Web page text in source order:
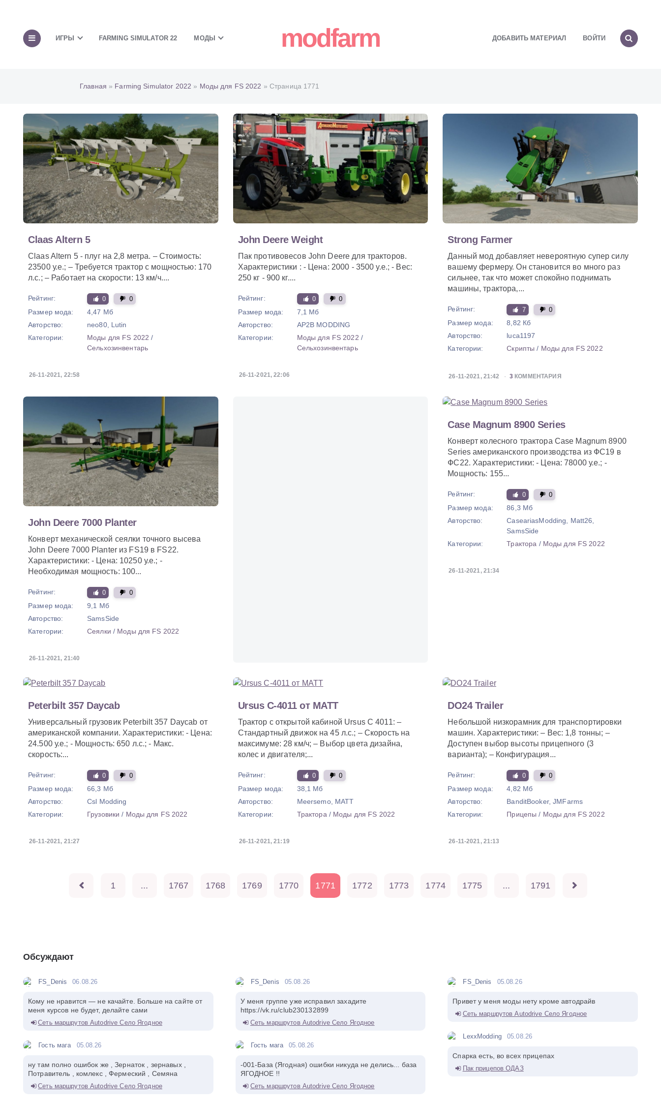
ИГРЫ FARMING SIMULATOR 22 МОДЫ modfarm ДОБАВИТЬ МАТЕРИАЛ ВОЙТИ
Главная » Farming Simulator 2022 » Моды для FS 2022 » Страница 1771
Claas Altern 5
Claas Altern 5 - плуг на 2,8 метра. – Стоимость:
23500 у.е.; – Требуется трактор с мощностью: 170
л.с.; – Работает на скорости: 13 км/ч....
Рейтинг: 0 0
Размер мода:
4,47 Мб
Авторство:
neo80, Lutin
Категории:
Моды для FS 2022 /
Сельхозинвентарь
26-11-2021, 22:58
John Deere Weight
Пак противовесов John Deere для тракторов.
Характеристики : - Цена: 2000 - 3500 у.е.; - Вес:
250 кг - 900 кг....
Рейтинг: 0 0
Размер мода:
7,1 Мб
Авторство:
AP2B MODDING
Категории:
Моды для FS 2022 /
Сельхозинвентарь
26-11-2021, 22:06
Strong Farmer
Данный мод добавляет невероятную супер силу
вашему фермеру. Он становится во много раз
сильнее, так что может спокойно поднимать
машины, трактора,...
Рейтинг: 7 0
Размер мода:
8,82 Кб
Авторство:
luca1197
Категории:
Скрипты / Моды для FS 2022
26-11-2021, 21:42 3 КОММЕНТАРИЯ
John Deere 7000 Planter
Конверт механической сеялки точного высева
John Deere 7000 Planter из FS19 в FS22.
Характеристики: - Цена: 10250 у.е.; -
Необходимая мощность: 100...
Рейтинг: 0 0
Размер мода:
9,1 Мб
Авторство:
SamsSide
Категории:
Сеялки / Моды для FS 2022
26-11-2021, 21:40
Case Magnum 8900 Series
Конверт колесного трактора Case Magnum 8900
Series американского производства из ФС19 в
ФС22. Характеристики: - Цена: 78000 у.е.; -
Мощность: 155...
Рейтинг: 0 0
Размер мода:
86,3 Мб
Авторство:
CaseariasModding, Matt26,
SamsSide
Категории:
Трактора / Моды для FS 2022
26-11-2021, 21:34
Peterbilt 357 Daycab
Универсальный грузовик Peterbilt 357 Daycab от
американской компании. Характеристики: - Цена:
24.500 у.е.; - Мощность: 650 л.с.; - Макс.
скорость:...
Рейтинг: 0 0
Размер мода:
66,3 Мб
Авторство:
Csl Modding
Категории:
Грузовики / Моды для FS 2022
26-11-2021, 21:27
Ursus C-4011 от MATT
Трактор с открытой кабиной Ursus C 4011: –
Стандартный движок на 45 л.с.; – Скорость на
максимуме: 28 км/ч; – Выбор цвета дизайна,
колес и двигателя;...
Рейтинг: 0 0
Размер мода:
38,1 Мб
Авторство:
Meersemo, MATT
Категории:
Трактора/ Моды для FS 2022
26-11-2021, 21:19
DO24 Trailer
Небольшой низкорамник для транспортировки
машин. Характеристики: – Вес: 1,8 тонны; –
Доступен выбор высоты прицепного (3
варианта); – Конфигурация...
Рейтинг: 0 0
Размер мода:
4,82 Мб
Авторство:
BanditBooker, JMFarms
Категории:
Прицепы / Моды для FS 2022
26-11-2021, 21:13
1 ... 1767 1768 1769 1770 1771 1772 1773 1774 1775 ... 1791
Обсуждают
FS_Denis 06.08.26
Кому не нравится — не качайте. Больше на сайте от
меня курсов не будет, делайте сами
Сеть маршрутов Autodrive Село Ягодное
Гость мага 05.08.26
ну там полно ошибок же , Зернаток , зернавых ,
Потравитель , комлекс , Фермеский , Семяна
Сеть маршрутов Autodrive Село Ягодное
FS_Denis 05.08.26
У меня группе уже исправил захадите
https://vk.ru/club230132899
Сеть маршрутов Autodrive Село Ягодное
Гость мага 05.08.26
-001-База (Ягодная) ошибки никуда не делись... база
ЯГОДНОЕ !!
Сеть маршрутов Autodrive Село Ягодное
FS_Denis 05.08.26
Привет у меня моды нету кроме автодрайв
Сеть маршрутов Autodrive Село Ягодное
LexxModding 05.08.26
Спарка есть, во всех прицепах
Пак прицепов ОДАЗ